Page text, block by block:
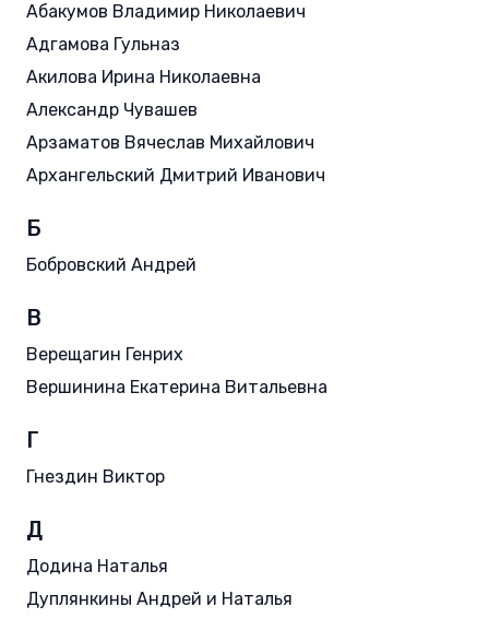
Абакумов Владимир Николаевич
Адгамова Гульназ
Акилова Ирина Николаевна
Александр Чувашев
Арзаматов Вячеслав Михайлович
Архангельский Дмитрий Иванович
Б
Бобровский Андрей
В
Верещагин Генрих
Вершинина Екатерина Витальевна
Г
Гнездин Виктор
Д
Додина Наталья
Дуплянкины Андрей и Наталья